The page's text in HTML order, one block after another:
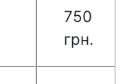
750
грн.